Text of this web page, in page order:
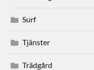
Surf
Tjänster
Trädgård